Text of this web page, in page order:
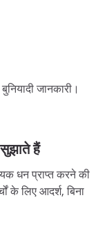
जानकारी।
सुझातेहैं
धन प्राप्त करने की
के लिए आदर्श, बिना